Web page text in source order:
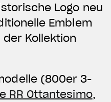
Logo neu
Emblem
Kollektion
(800er 3-
RR Ottantesimo,